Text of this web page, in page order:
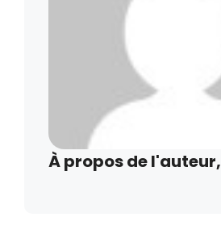
À propos de l'auteur,